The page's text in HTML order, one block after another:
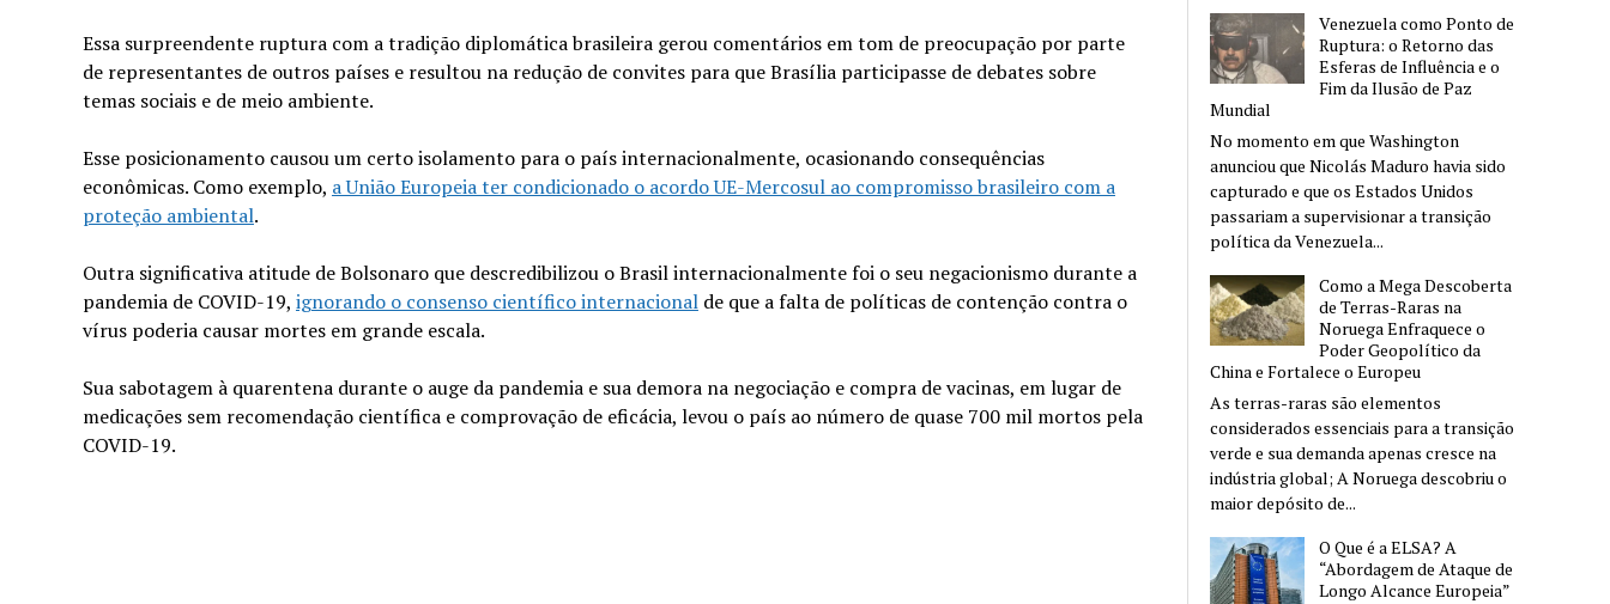
Essa surpreendente ruptura com a tradição diplomática brasileira gerou comentários em tom de preocupação por parte
de representantes de outros países e resultou na redução de convites para que Brasília participasse de debates sobre
temas sociais e de meio ambiente.
Esse posicionamento causou um certo isolamento para o país internacionalmente, ocasionando consequências
econômicas. Como exemplo, a União Europeia ter condicionado o acordo UE-Mercosul ao compromisso brasileiro com a
proteção ambiental.
Outra significativa atitude de Bolsonaro que descredibilizou o Brasil internacionalmente foi o seu negacionismo durante a
pandemia de COVID-19, ignorando o consenso científico internacionalde que a falta de políticas de contenção contra o
vírus poderia causar mortes em grande escala.
Sua sabotagem à quarentena durante o auge da pandemia e sua demora na negociação e compra de vacinas, em lugar de
medicações sem recomendação científica e comprovação de eficácia, levou o país ao número de quase 700 mil mortos pela
COVID-19.
Venezuela como Ponto de
Ruptura: o Retorno das
Esferas de Influência e o
Fim da Ilusão de Paz
Mundial
No momento em que Washington
anunciou que Nicolás Maduro havia sido
capturado e que os Estados Unidos
passariam a supervisionar a transição
política da Venezuela...
Como a Mega Descoberta
de Terras-Raras na
Noruega Enfraquece o
Poder Geopolítico da
China e Fortalece o Europeu
As terras-raras são elementos
considerados essenciais para a transição
verde e sua demanda apenas cresce na
indústria global; A Noruega descobriu o
maior depósito de...
O Que é a ELSA? A
“Abordagem de Ataque de
Longo Alcance Europeia”